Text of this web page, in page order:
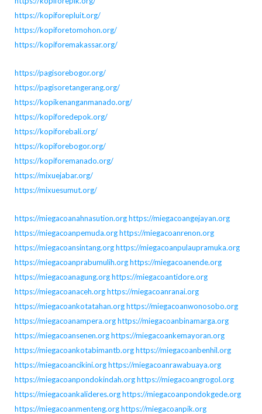
https://kopiforepluit.org/
https://kopiforetomohon.org/
https://kopiforemakassar.org/
https://pagisorebogor.org/
https://pagisoretangerang.org/
https://kopikenanganmanado.org/
https://kopiforedepok.org/
https://kopiforebali.org/
https://kopiforebogor.org/
https://kopiforemanado.org/
https://mixuejabar.org/
https://mixuesumut.org/
https://miegacoanahnasution.orghttps://miegacoangejayan.org
https://miegacoanpemuda.orghttps://miegacoanrenon.org
https://miegacoansintang.orghttps://miegacoanpulaupramuka.org
https://miegacoanprabumulih.orghttps://miegacoanende.org
https://miegacoanagung.orghttps://miegacoantidore.org
https://miegacoanaceh.orghttps://miegacoanranai.org
https://miegacoankotatahan.orghttps://miegacoanwonosobo.org
https://miegacoanampera.orghttps://miegacoanbinamarga.org
https://miegacoansenen.orghttps://miegacoankemayoran.org
https://miegacoankotabimantb.orghttps://miegacoanbenhil.org
https://miegacoancikini.orghttps://miegacoanrawabuaya.org
https://miegacoanpondokindah.orghttps://miegacoangrogol.org
https://miegacoankalideres.orghttps://miegacoanpondokgede.org
https://miegacoanmenteng.orghttps://miegacoanpik.org